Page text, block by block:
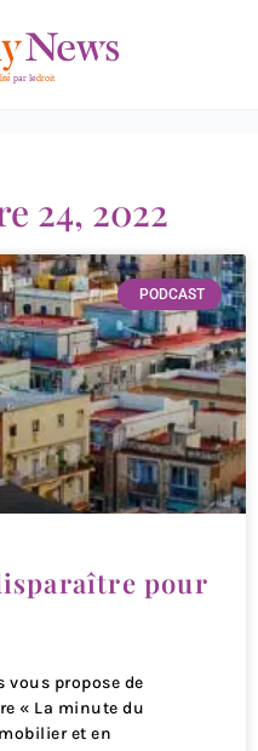
24, 2022
PODCAST
pour
vous propose de
« La minute du
et en